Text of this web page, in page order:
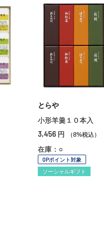
とらや
小形羊羹１０本入
3,456 円 （8%税込）
在庫：○
OPポイント対象
ソーシャルギフト